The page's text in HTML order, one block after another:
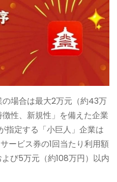
場合は最大2万元（約43万
性、新規性」を備えた企業
指定する「小巨人」企業は
ービス券の1回当たり利用額
び5万元（約108万円）以内